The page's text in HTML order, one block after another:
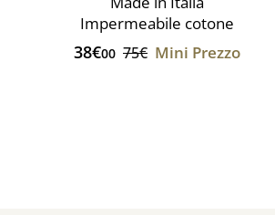
Impermeabile cotone
38€00 75€ Mini Prezzo